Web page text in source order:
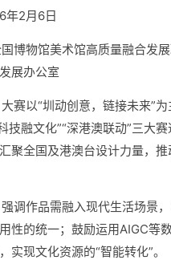
年2月6日
国博物馆美术馆高质量融合发
展办公室
大赛以“圳动创意，链接未来”
技融文化”“深港澳联动”三大
聚全国及港澳台设计力量，
强调作品需融入现代生活场景
性的统一；鼓励运用AIGC等
实现文化资源的“智能转化”。